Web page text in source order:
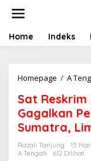
t
Home Indeks
Homepage / A
Sat Reskrim
Gagalkan
Sumatra,
Razali Tanjung
15
A Tengah
612 Dilihat